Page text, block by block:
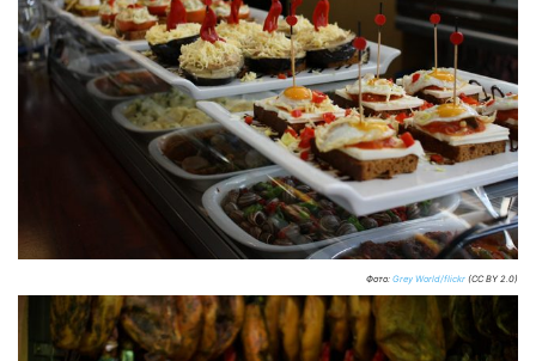
Фото: Grey World/flickr (CC BY 2.0)